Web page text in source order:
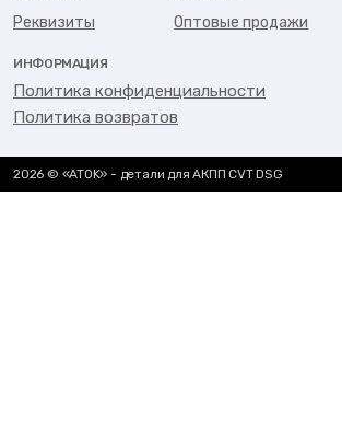
Реквизиты
Оптовые продажи
ИНФОРМАЦИЯ
Политика конфиденциальности
Политика возвратов
2026 © «ATOK» - детали для АКПП CVT DSG